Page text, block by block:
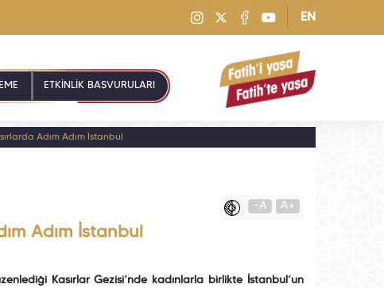
EN
ETKİNLİK BAŞVURULARI
Adım Adım İstanbul
-A A+
Adım İstanbul
Kasırlar Gezisi’nde kadınlarla birlikte İstanbul’un